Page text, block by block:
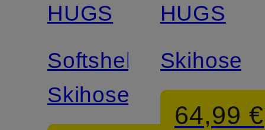
HUGS
Softshell-
Skihose
HUGS
Skihose
64,99 €